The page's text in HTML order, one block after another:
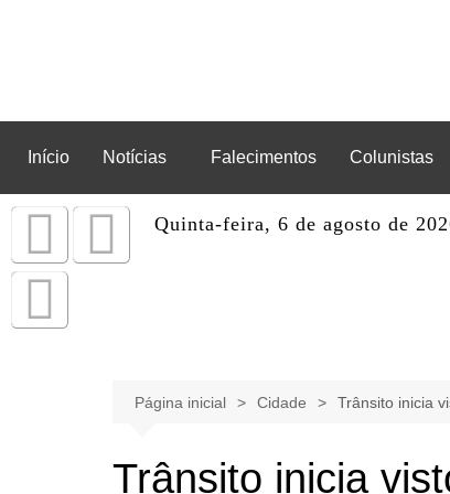
Início Notícias Falecimentos Colunistas
Quinta-feira, 6 de agosto de
Página inicial Cidade Trânsito inicia
Trânsito inicia